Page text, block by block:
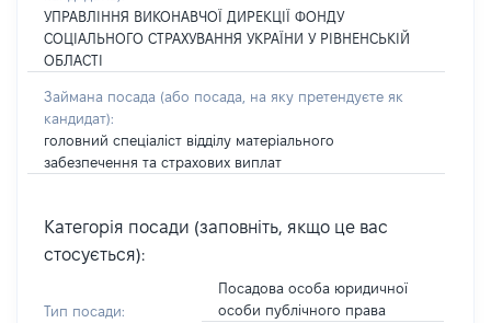
УПРАВЛІННЯ ВИКОНАВЧОЇ ДИРЕКЦІЇ ФОНДУ
СОЦІАЛЬНОГО СТРАХУВАННЯ УКРАЇНИ У РІВНЕНСЬКІЙ
ОБЛАСТІ
Займана посада (або посада, на яку претендуєте як
кандидат):
головний спеціаліст відділу матеріального
забезпечення та страхових виплат
Категорія посади (заповніть, якщо це вас
стосується):
Тип посади:
Посадова особа юридичної
особи публічного права